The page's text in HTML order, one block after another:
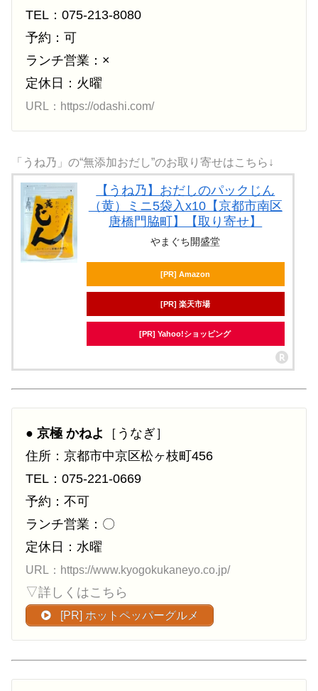
TEL：075-213-8080
予約：可
ランチ営業：×
定休日：火曜
URL：https://odashi.com/
「うね乃」の“無添加おだし”のお取り寄せはこちら↓
【うね乃】おだしのパックじん
（黄）ミニ5袋入x10【京都市南区
唐橋門脇町】【取り寄せ】
やまぐち開盛堂
[PR] Amazon
[PR] 楽天市場
[PR] Yahoo!ショッピング
● 京極 かねよ ［うなぎ］
住所：京都市中京区松ヶ枝町456
TEL：075-221-0669
予約：不可
ランチ営業：〇
定休日：水曜
URL：https://www.kyogokukaneyo.co.jp/
▽詳しくはこちら
[PR] ホットペッパーグルメ